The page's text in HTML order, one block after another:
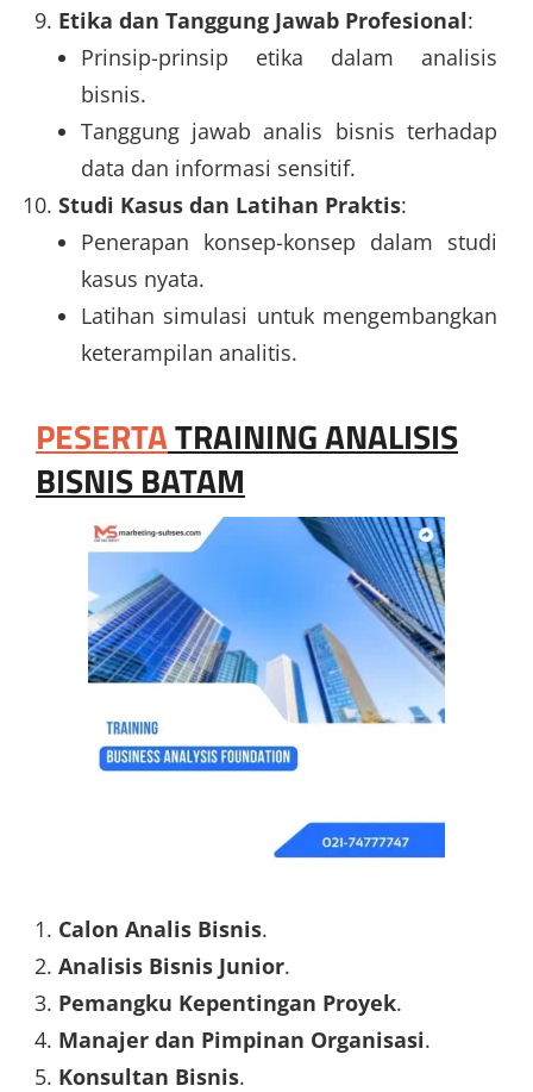
Etika dan Tanggung Jawab Profesional:
Prinsip-prinsip etika dalam analisis
bisnis.
Tanggung jawab analis bisnis terhadap
data dan informasi sensitif.
Studi Kasus dan Latihan Praktis:
Penerapan konsep-konsep dalam studi
kasus nyata.
Latihan simulasi untuk mengembangkan
keterampilan analitis.
PESERTATRAINING ANALISIS
BISNIS BATAM
Calon Analis Bisnis.
Analisis Bisnis Junior.
Pemangku Kepentingan Proyek.
Manajer dan Pimpinan Organisasi.
Konsultan Bisnis.